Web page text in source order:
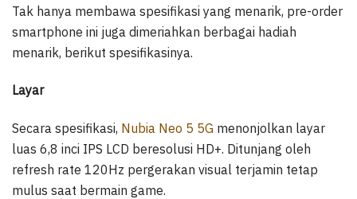
Tak hanya membawa spesifikasi yang menarik, pre-order
smartphone ini juga dimeriahkan berbagai hadiah
menarik, berikut spesifikasinya.
Layar
Secara spesifikasi, Nubia Neo 5 5G menonjolkan layar
luas 6,8 inci IPS LCD beresolusi HD+. Ditunjang oleh
refresh rate 120Hz pergerakan visual terjamin tetap
mulus saat bermain game.